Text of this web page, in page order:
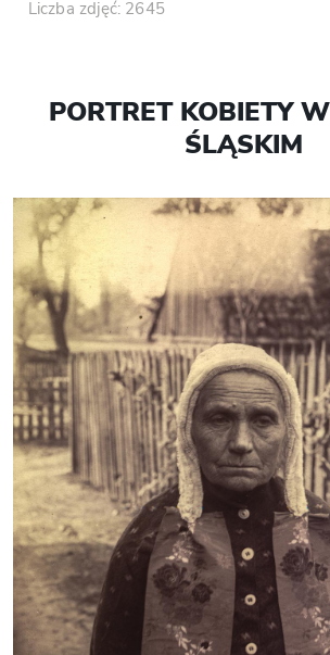
Liczba zdjęć: 2645
PORTRET KOBIETY
ŚLĄSKIM